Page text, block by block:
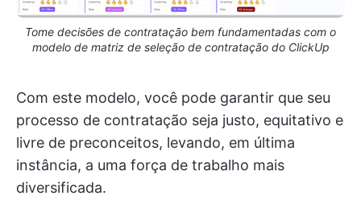
Tome decisões de contratação bem fundamentadas com o
modelo de matriz de seleção de contratação do ClickUp
Com este modelo, você pode garantir que seu
processo de contratação seja justo, equitativo e
livre de preconceitos, levando, em última
instância, a uma força de trabalho mais
diversificada.